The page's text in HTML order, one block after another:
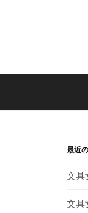
最近
文具
文具